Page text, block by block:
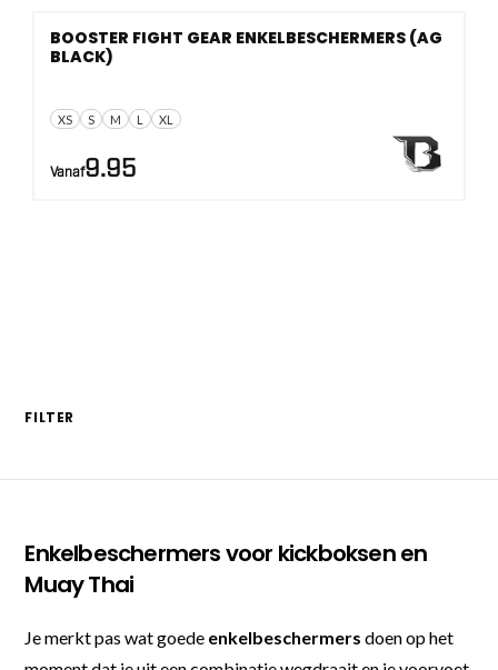
XS S M L XL
BOOSTER FIGHT GEAR ENKELBESCHERMERS (AG
BLACK)
Vanaf9.95
FILTER
Enkelbeschermers voor kickboksen en
Muay Thai
Je merkt pas wat goede enkelbeschermers doen op het